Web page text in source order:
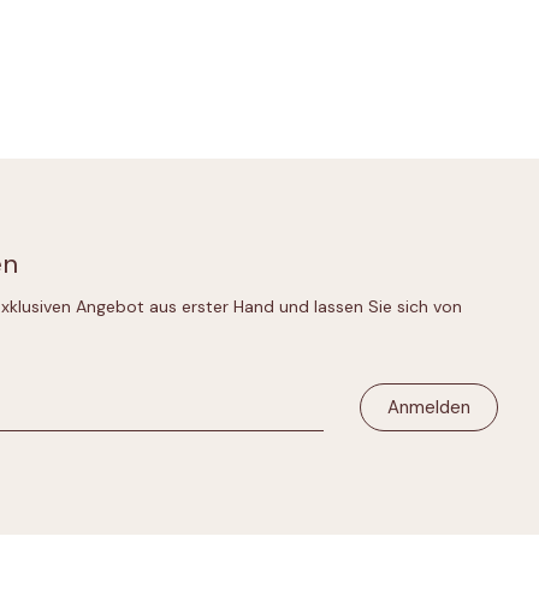
Angebot aus erster Hand und lassen Sie sich von